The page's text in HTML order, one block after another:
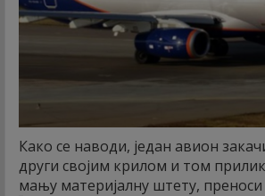
Како се наводи, један авион
други својим крилом и том
мању материјалну штету,